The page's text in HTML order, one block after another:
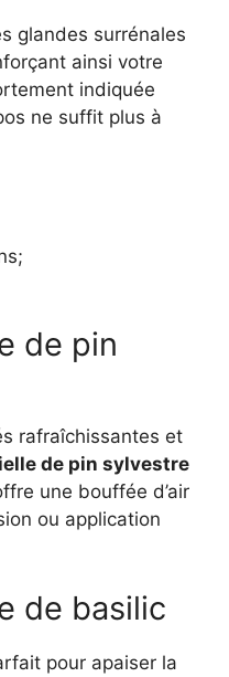
glandes surrénales
ainsi votre
indiquée
ne suffit plus à
de pin
rafraîchissantes et
de pin sylvestre
une bouffée d’air
ou application
de basilic
pour apaiser la